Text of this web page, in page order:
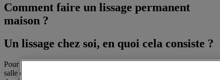
Comment faire un lissage permanent
maison ?
Un lissage chez soi, en quoi cela consiste ?
Pour afficher une chevelure lisse pour longtemps, sans bouger de sa
salle de bains, il suffit de s’orienter vers des kits de lissage à